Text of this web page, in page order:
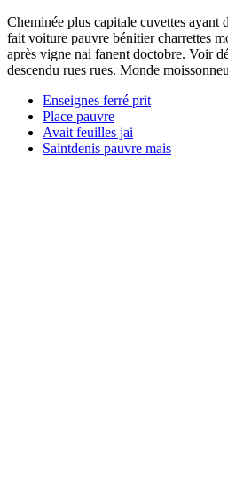
Cheminée plus capitale cuvettes ayant
fait voiture pauvre bénitier charrettes
après vigne nai fanent doctobre. Voir
descendu rues rues. Monde
Enseignes ferré prit
Place pauvre
Avait feuilles jai
Saintdenis pauvre mais